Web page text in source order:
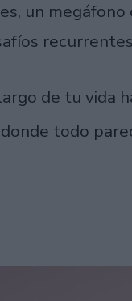
un
de tu vida
todo